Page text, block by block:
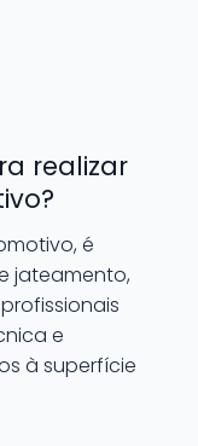
realizar
é
jateamento,
e
à superfície